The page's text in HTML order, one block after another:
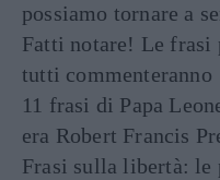
possiamo tornare a
Fatti notare! Le frasi
tutti commenteranno
11 frasi di Papa
era Robert Francis
Frasi sulla libertà: le